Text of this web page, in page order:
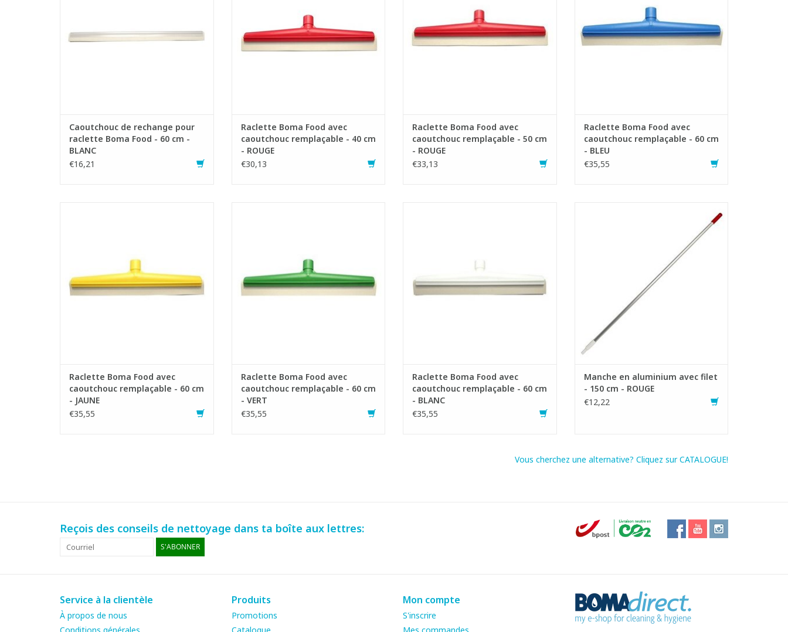
Caoutchouc de rechange pour
raclette Boma Food - 60 cm -
BLANC
€16,21
AJOUTER AU PANIER
Raclette Boma Food avec
caoutchouc remplaçable - 40 cm
- ROUGE
€30,13
AJOUTER AU PANIER
Raclette Boma Food avec
caoutchouc remplaçable - 50 cm
- ROUGE
€33,13
- Résistante à la chaleur jusqu'à 100°C.
AJOUTER AU PANIER
Raclette Boma Food avec
caoutchouc remplaçable - 60 cm
- BLEU
€35,55
AJOUTER AU PANIER
Raclette Boma Food avec
caoutchouc remplaçable - 60 cm
- JAUNE
€35,55
AJOUTER AU PANIER
Raclette Boma Food avec
caoutchouc remplaçable - 60 cm
- VERT
€35,55
Raclette Boma Food avec
caoutchouc remplaçable - 60 cm
- BLANC
€35,55
AJOUTER AU PANIER
Manche en aluminium avec filet
- 150 cm - ROUGE
€12,22
Vous cherchez une alternative? Cliquez sur CATALOGUE!
Reçois des conseils de nettoyage dans ta boîte aux lettres:
S'ABONNER
Service à la clientèle
À propos de nous
Produits
Promotions
Mon compte
S'inscrire